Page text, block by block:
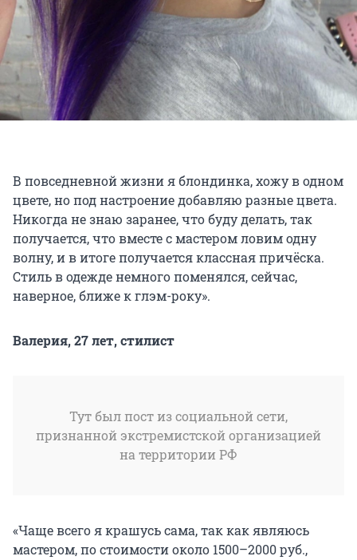
В повседневной жизни я блондинка, хожу в одном
цвете, но под настроение добавляю разные цвета.
Никогда не знаю заранее, что буду делать, так
получается, что вместе с мастером ловим одну
волну, и в итоге получается классная причёска.
Стиль в одежде немного поменялся, сейчас,
наверное, ближе к глэм-року».
Валерия, 27 лет, стилист
Тут был пост из социальной сети,
признанной экстремистской организацией
на территории РФ
«Чаще всего я крашусь сама, так как являюсь
мастером, по стоимости около 1500–2000 руб.,